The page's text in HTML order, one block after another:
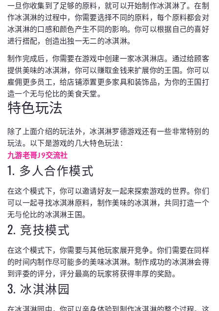
一旦你收集到了足够的原料，就可以开始制作冰淇淋了。在制
作冰淇淋的过程中，你需要选择不同的原料，每个原料都会对
冰淇淋的口感和颜色产生不同的影响。你可以根据自己的喜好
进行搭配，创造出独一无二的冰淇淋。
制作完成后，你需要在游戏中创建一家冰淇淋店。通过给顾客
提供美味的冰淇淋，你可以赚取金钱来扩展你的王国。你可以
雇佣更多员工，给店铺添置更多家具和装饰品，为你的王国打
造一个无与伦比的美食天堂。
特色玩法
除了上面介绍的玩法外，冰淇淋罗德游戏还有一些非常特别的
玩法。以下是游戏的几大特色玩法：
九游老哥J9交流社
1. 多人合作模式
在这个模式下，你可以邀请好友一起来探索游戏的世界。你们
可以一起寻找冰淇淋原料，制作美味的冰淇淋，共同打造一个
无与伦比的冰淇淋王国。
2. 竞技模式
在这个模式下，你需要与其他玩家展开竞争。你们需要在同样
的时间内制作尽可能多的美味冰淇淋。制作成功的冰淇淋会得
到评委的评分，评分最高的玩家将获得丰厚的奖励。
3. 冰淇淋园
在冰淇淋园中，你可以亲身体验到制作冰淇淋的整个过程。这